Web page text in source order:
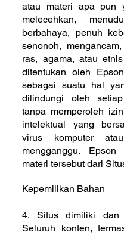
atau materi apa pun
melecehkan,
berbahaya, penuh
senonoh,
ras, agama, atau
ditentukan oleh
sebagai suatu hal
dilindungi oleh
tanpa memperoleh
intelektual yang
virus komputer
mengganggu.
materi tersebut dari
Kepemilikan Bahan
4. Situs dimiliki dan
Seluruh konten,